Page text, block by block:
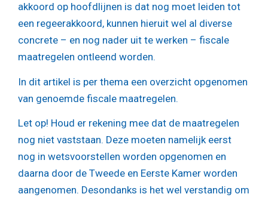
akkoord op hoofdlijnen is dat nog moet leiden tot
een regeerakkoord, kunnen hieruit wel al diverse
concrete – en nog nader uit te werken – fiscale
maatregelen ontleend worden.
In dit artikel is per thema een overzicht opgenomen
van genoemde fiscale maatregelen.
Let op! Houd er rekening mee dat de maatregelen
nog niet vaststaan. Deze moeten namelijk eerst
nog in wetsvoorstellen worden opgenomen en
daarna door de Tweede en Eerste Kamer worden
aangenomen. Desondanks is het wel verstandig om